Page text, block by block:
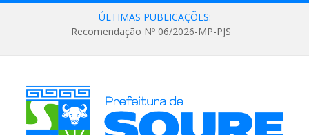
ÚLTIMAS PUBLICAÇÕES:
Recomendação Nº 06/2026-MP-PJS